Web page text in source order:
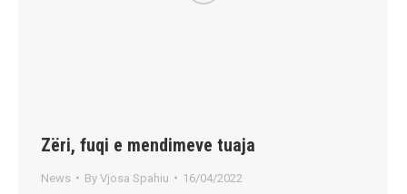
Zëri, fuqi e mendimeve tuaja
News By Vjosa Spahiu 16/04/2022